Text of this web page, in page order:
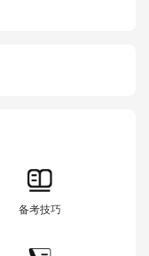
备考技巧